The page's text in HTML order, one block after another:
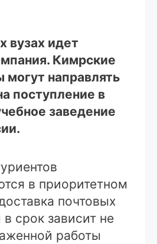
вузах идет
Кимрские
могут направлять
поступление в
заведение
в приоритетном
почтовых
срок зависит не
работы